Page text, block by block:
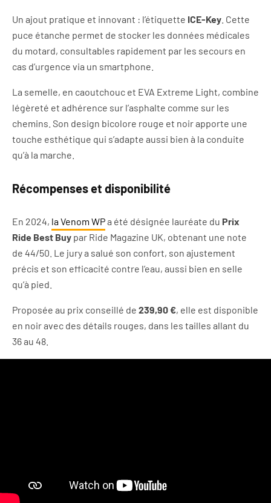
Un ajout pratique et innovant : l’étiquette ICE-Key . Cette
puce étanche permet de stocker les données médicales
du motard, consultables rapidement par les secours en
cas d’urgence via un smartphone.
La semelle, en caoutchouc et EVA Extreme Light, combine
légèreté et adhérence sur l’asphalte comme sur les
chemins. Son design bicolore rouge et noir apporte une
touche esthétique qui s’adapte aussi bien à la conduite
qu’à la marche.
Récompenses et disponibilité
En 2024, la Venom WPa été désignée lauréate du Prix
Ride Best Buy par Ride Magazine UK, obtenant une note
de 44/50. Le jury a salué son confort, son ajustement
précis et son efficacité contre l’eau, aussi bien en selle
qu’à pied.
Proposée au prix conseillé de 239,90 €, elle est disponible
en noir avec des détails rouges, dans les tailles allant du
36 au 48.